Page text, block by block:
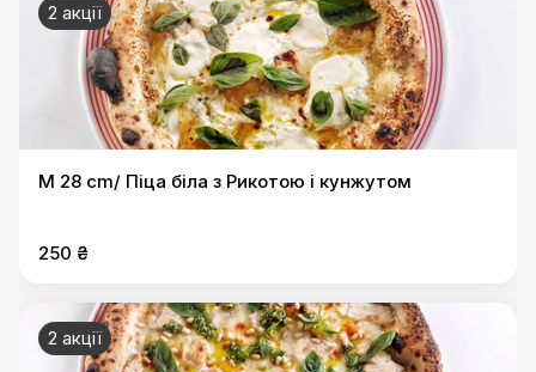
2 акції
M 28 cm/ Піца біла з Рикотою і кунжутом
250 ₴
2 акції